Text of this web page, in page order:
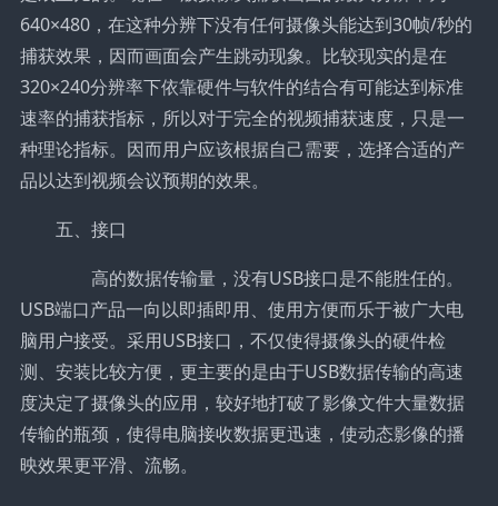
640×480，在这种分辨下没有任何摄像头能达到30帧/秒的
捕获效果，因而画面会产生跳动现象。比较现实的是在
320×240分辨率下依靠硬件与软件的结合有可能达到标准
速率的捕获指标，所以对于完全的视频捕获速度，只是一
种理论指标。因而用户应该根据自己需要，选择合适的产
品以达到视频会议预期的效果。
五、接口
高的数据传输量，没有USB接口是不能胜任的。
USB端口产品一向以即插即用、使用方便而乐于被广大电
脑用户接受。采用USB接口，不仅使得摄像头的硬件检
测、安装比较方便，更主要的是由于USB数据传输的高速
度决定了摄像头的应用，较好地打破了影像文件大量数据
传输的瓶颈，使得电脑接收数据更迅速，使动态影像的播
映效果更平滑、流畅。